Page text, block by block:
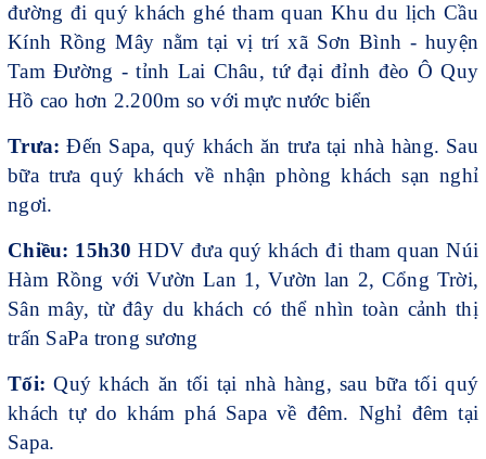
đường đi quý khách ghé tham quan Khu du lịch Cầu
Kính Rồng Mây nằm tại vị trí xã Sơn Bình - huyện
Tam Đường - tỉnh Lai Châu, tứ đại đỉnh đèo Ô Quy
Hồ cao hơn 2.200m so với mực nước biển
Trưa: Đến Sapa, quý khách ăn trưa tại nhà hàng. Sau
bữa trưa quý khách về nhận phòng khách sạn nghỉ
ngơi.
Chiều: 15h30 HDV đưa quý khách đi tham quan Núi
Hàm Rồng với Vườn Lan 1, Vườn lan 2, Cổng Trời,
Sân mây, từ đây du khách có thể nhìn toàn cảnh thị
trấn SaPa trong sương
Tối:Quý khách ăn tối tại nhà hàng, sau bữa tối quý
khách tự do khám phá Sapa về đêm. Nghỉ đêm tại
Sapa.